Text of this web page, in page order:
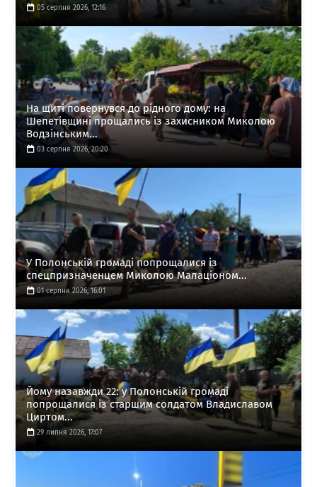
05 серпня 2026, 12:16
На щиті повернувся до рідного дому: на
Шепетівщині прощались із захисником Миколою
Водзінським...
03 серпня 2026, 20:20
У Полонській громаді попрощалися із
спецпризначенцем Миколою Малаціоном...
01 серпня 2026, 16:01
Йому назавжди 22: у Полонській громаді
попрощалися із старшим солдатом Владиславом
Циртом...
29 липня 2026, 17:07